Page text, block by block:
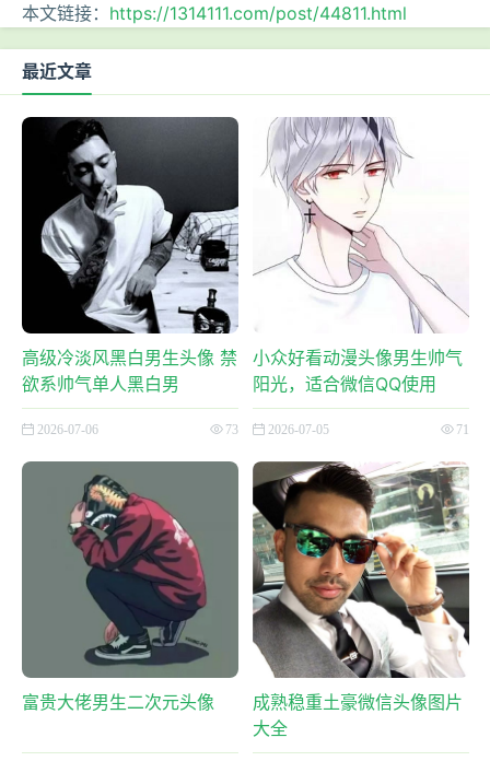
本文链接： https://1314111.com/post/44811.html
最近文章
高级冷淡风黑白男生头像 禁
欲系帅气单人黑白男
2026-07-06 73
小众好看动漫头像男生帅气
阳光，适合微信QQ使用
2026-07-05 71
富贵大佬男生二次元头像
成熟稳重土豪微信头像图片
大全